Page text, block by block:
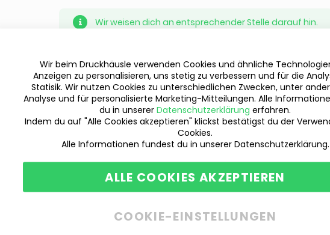
Wir weisen dich an entsprechender Stelle darauf hin.
Wir beim Druckhäusle verwenden Cookies und ähnliche
Anzeigen zu personalisieren, uns stetig zu verbessern und für die
Statisik. Wir nutzen Cookies zu unterschiedlichen Zwecken, unter
Analyse und für personalisierte Marketing-Mitteilungen. Alle
du in unserer Datenschutzerklärung erfahren.
Indem du auf "Alle Cookies akzeptieren" klickst bestätigst du der
Cookies.
Alle Informationen fundest du in unserer Datenschutzerklärung.
ALLE COOKIES AKZEPTIEREN
COOKIE-EINSTELLUNGEN